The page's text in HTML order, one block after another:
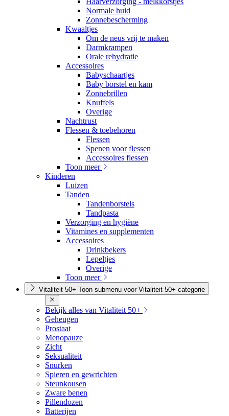
Normale huid
Zonnebescherming
Kwaaltjes
Om de neus vrij te maken
Darmkrampen
Orale rehydratie
Accessoires
Babyschaartjes
Baby borstel en kam
Zonnebrillen
Knuffels
Overige
Nachtrust
Flessen & toebehoren
Flessen
Spenen voor flessen
Accessoires flessen
Toon meer
Kinderen
Luizen
Tanden
Tandenborstels
Tandpasta
Verzorging en hygiëne
Vitamines en supplementen
Accessoires
Drinkbekers
Lepeltjes
Overige
Toon meer
Vitaliteit 50+ Toon submenu voor Vitaliteit 50+ categorie
Bekijk alles van Vitaliteit 50+
Geheugen
Prostaat
Menopauze
Zicht
Seksualiteit
Snurken
Spieren en gewrichten
Steunkousen
Zware benen
Pillendozen
Batterijen